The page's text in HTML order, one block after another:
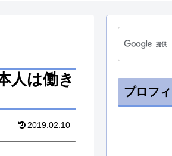
人は働き
2019.02.10
プロフ